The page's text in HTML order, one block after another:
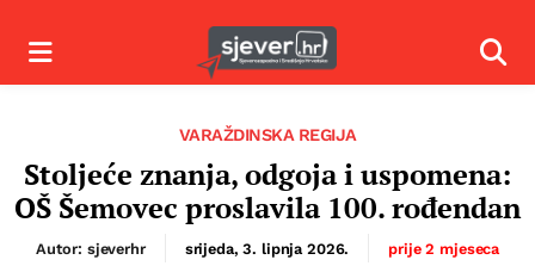
Izbornik
VARAŽDINSKA REGIJA
Stoljeće znanja, odgoja i uspomena:
OŠ Šemovec proslavila 100. rođendan
Autor: sjeverhr srijeda, 3. lipnja 2026. prije 2 mjeseca